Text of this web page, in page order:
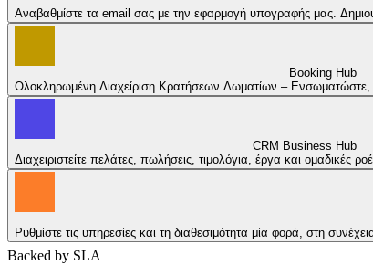
Αναβαθμίστε τα email σας με την εφαρμογή υπογραφής μας.
Booking Hub
Ολοκληρωμένη Διαχείριση Κρατήσεων Δωματίων – Ενσωματώστε,
CRM Business Hub
Διαχειριστείτε πελάτες, πωλήσεις, τιμολόγια, έργα και ομαδικές
Ρυθμίστε τις υπηρεσίες και τη διαθεσιμότητα μία φορά, στη
Backed by SLA